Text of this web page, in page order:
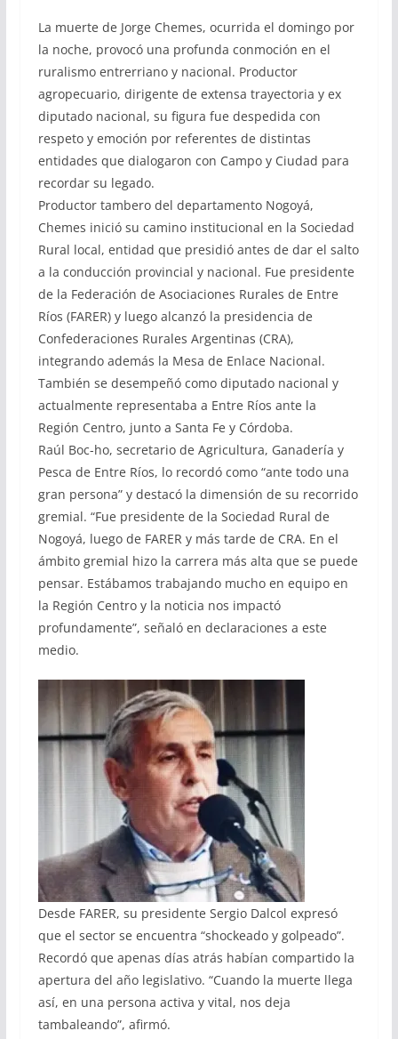
La muerte de Jorge Chemes, ocurrida el domingo por
la noche, provocó una profunda conmoción en el
ruralismo entrerriano y nacional. Productor
agropecuario, dirigente de extensa trayectoria y ex
diputado nacional, su figura fue despedida con
respeto y emoción por referentes de distintas
entidades que dialogaron con Campo y Ciudad para
recordar su legado.
Productor tambero del departamento Nogoyá,
Chemes inició su camino institucional en la Sociedad
Rural local, entidad que presidió antes de dar el salto
a la conducción provincial y nacional. Fue presidente
de la Federación de Asociaciones Rurales de Entre
Ríos (FARER) y luego alcanzó la presidencia de
Confederaciones Rurales Argentinas (CRA),
integrando además la Mesa de Enlace Nacional.
También se desempeñó como diputado nacional y
actualmente representaba a Entre Ríos ante la
Región Centro, junto a Santa Fe y Córdoba.
Raúl Boc-ho, secretario de Agricultura, Ganadería y
Pesca de Entre Ríos, lo recordó como “ante todo una
gran persona” y destacó la dimensión de su recorrido
gremial. “Fue presidente de la Sociedad Rural de
Nogoyá, luego de FARER y más tarde de CRA. En el
ámbito gremial hizo la carrera más alta que se puede
pensar. Estábamos trabajando mucho en equipo en
la Región Centro y la noticia nos impactó
profundamente”, señaló en declaraciones a este
medio.
Desde FARER, su presidente Sergio Dalcol expresó
que el sector se encuentra “shockeado y golpeado”.
Recordó que apenas días atrás habían compartido la
apertura del año legislativo. “Cuando la muerte llega
así, en una persona activa y vital, nos deja
tambaleando”, afirmó.